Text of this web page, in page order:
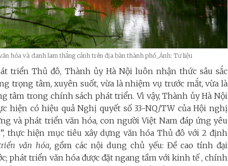
hóa và danh lam thắng cảnh trên địa bàn thành phố_Ảnh: Tư liệu
triển Thủ đô, Thành ủy Hà Nội luôn nhận thức sâu sắc
trọng tâm, xuyên suốt, vừa là nhiệm vụ trước mắt, vừa là
tâm trong chính sách phát triển. Vì vậy, Thành ủy Hà Nội
hiện có hiệu quả Nghị quyết số 33-NQ/TW của Hội nghị
và phát triển văn hóa, con người Việt Nam đáp ứng yêu
thực hiện mục tiêu xây dựng văn hóa Thủ đô với 2 định
văn hóa,gồm các nội dung chủ yếu: Đề cao tính đại
phát triển văn hóa được đặt ngang tầm với kinh tế , chính